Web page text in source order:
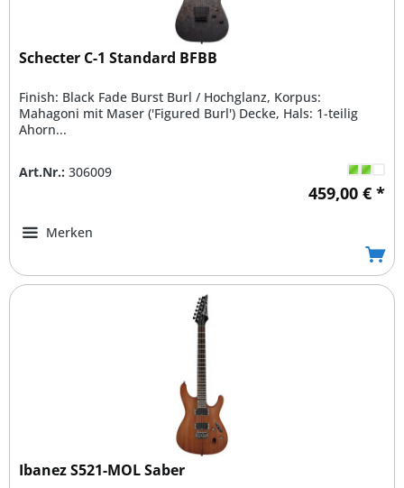
Schecter C-1 Standard BFBB
Finish: Black Fade Burst Burl / Hochglanz, Korpus:
Mahagoni mit Maser ('Figured Burl') Decke, Hals: 1-teilig
Ahorn...
Art.Nr.: 306009
459,00 € *
Merken
Ibanez S521-MOL Saber